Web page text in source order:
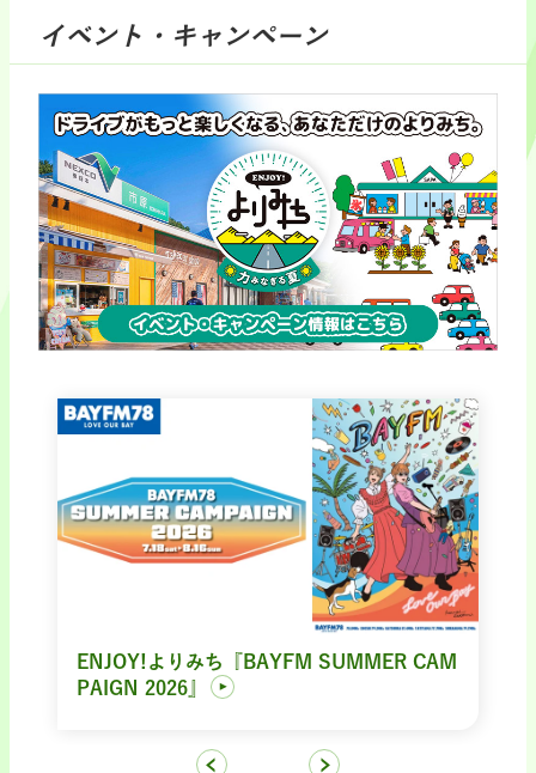
イベント・キャンペーン
ENJOY!よりみち『BAYFM SUMMER CAM
PAIGN 2026』